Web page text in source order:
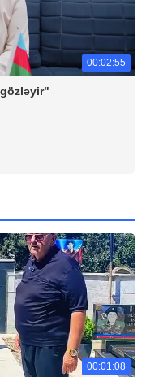
00:02:55
00:01:08